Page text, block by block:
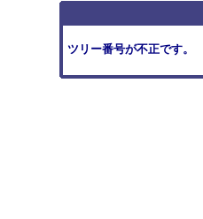
ツリー番号が不正です。